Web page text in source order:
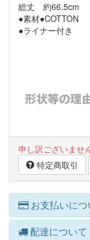
総丈 約66.5cm
●素材●COTTON
●ライナー付き
申し訳ございませ
特定商取引
お支払いにつ
配達について